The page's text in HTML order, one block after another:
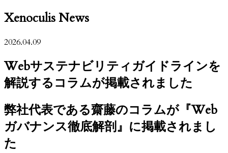
Xenoculis News
2026.04.09
Webサステナビリティガイドラインを
解説するコラムが掲載されました
弊社代表である齋藤のコラムが『Web
ガバナンス徹底解剖』に掲載されまし
た